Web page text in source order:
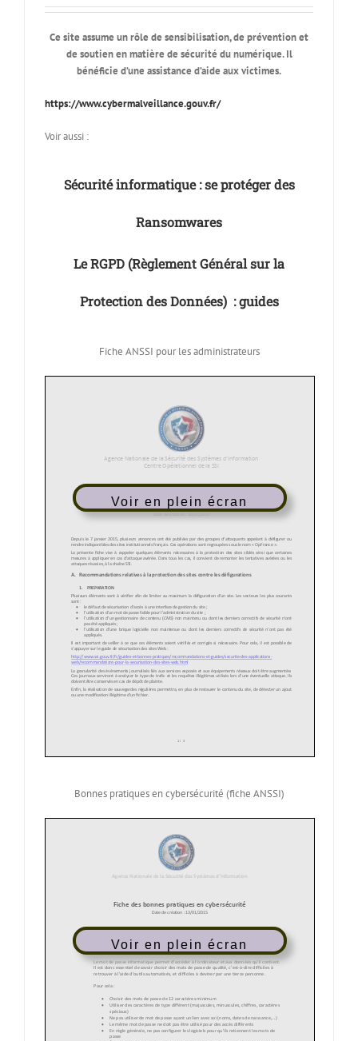
Ce site assume un rôle de sensibilisation, de prévention et
de soutien en matière de sécurité du numérique. Il
bénéficie d’une assistance d’aide aux victimes.
https://www.cybermalveillance.gouv.fr/
Voir aussi :
Sécurité informatique : se protéger des
Ransomwares
Le RGPD (Règlement Général sur la
Protection des Données) : guides
Fiche ANSSI pour les administrateurs
Voir en plein écran
Bonnes pratiques en cybersécurité (fiche ANSSI)
Voir en plein écran